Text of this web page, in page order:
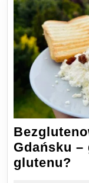
Gdańsku –
glutenu?